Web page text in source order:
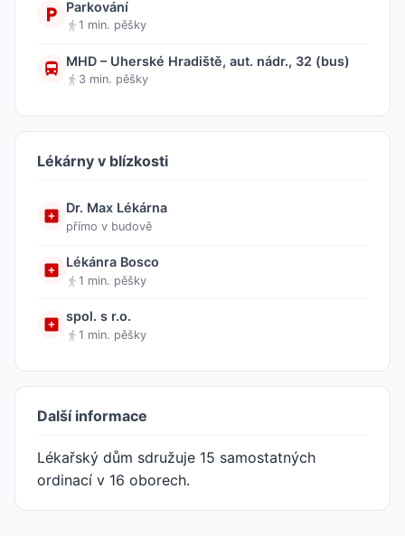
Parkování
1 min. pěšky
MHD – Uherské Hradiště, aut. nádr., 32 (bus)
3 min. pěšky
Lékárny v blízkosti
Dr. Max Lékárna
přímo v budově
Lékánra Bosco
1 min. pěšky
spol. s r.o.
1 min. pěšky
Další informace
Lékařský dům sdružuje 15 samostatných
ordinací v 16 oborech.